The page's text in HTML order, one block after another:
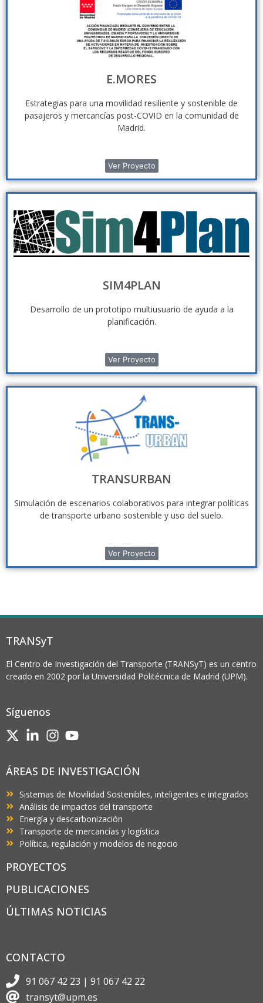
E.MORES
Estrategias para una movilidad resiliente y sostenible de
pasajeros y mercancías post-COVID en la comunidad de
Madrid.
Ver Proyecto
SIM4PLAN
Desarrollo de un prototipo multiusuario de ayuda a la
planificación.
Ver Proyecto
TRANSURBAN
Simulación de escenarios colaborativos para integrar políticas
de transporte urbano sostenible y uso del suelo.
Ver Proyecto
TRANSyT
El Centro de Investigación del Transporte (TRANSyT) es un centro
creado en 2002 por la Universidad Politécnica de Madrid (UPM).
Síguenos
ÁREAS DE INVESTIGACIÓN
Sistemas de Movilidad Sostenibles, inteligentes e integrados
Análisis de impactos del transporte
Energía y descarbonización
Transporte de mercancías y logística
Política, regulación y modelos de negocio
PROYECTOS
PUBLICACIONES
ÚLTIMAS NOTICIAS
CONTACTO
91 067 42 23 | 91 067 42 22
transyt@upm.es